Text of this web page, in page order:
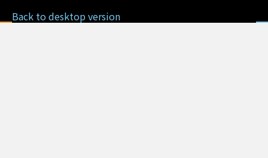
Back to desktop version